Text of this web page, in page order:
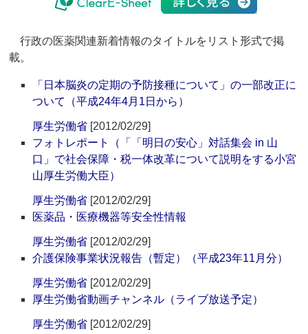
行政の医薬関連新着情報のタイトルをリスト形式で掲
載。
「日本脳炎の定期の予防接種について」の一部改正に
ついて（平成24年4月1日から）
厚生労働省 [2012/02/29]
フォトレポート（「「明日の安心」対話集会 in 山
口」で社会保障・税一体改革について説明をする小宮
山厚生労働大臣）
厚生労働省 [2012/02/29]
医薬品・医療機器等安全性情報
厚生労働省 [2012/02/29]
介護保険事業状況報告（暫定）（平成23年11月分）
厚生労働省 [2012/02/29]
厚生労働省動画チャンネル（ライブ放送予定）
厚生労働省 [2012/02/29]